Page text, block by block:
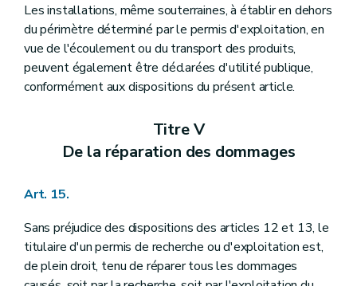
Les installations, même souterraines, à établir en dehors
du périmètre déterminé par le permis d'exploitation, en
vue de l'écoulement ou du transport des produits,
peuvent également être déclarées d'utilité publique,
conformément aux dispositions du présent article.
Titre V
De la réparation des dommages
Art. 15.
Sans préjudice des dispositions des articles 12 et 13, le
titulaire d'un permis de recherche ou d'exploitation est,
de plein droit, tenu de réparer tous les dommages